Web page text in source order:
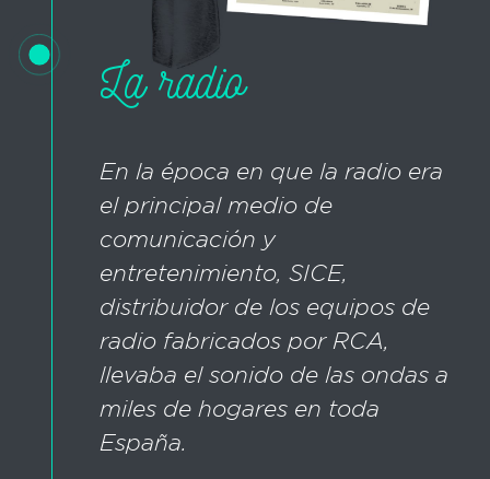
La radio
En la época en que la radio era
el principal medio de
comunicación y
entretenimiento, SICE,
distribuidor de los equipos de
radio fabricados por RCA,
llevaba el sonido de las ondas a
miles de hogares en toda
España.